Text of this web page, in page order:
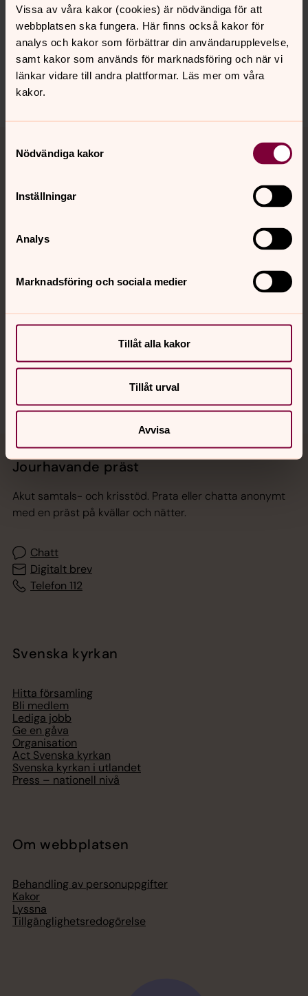
Vissa av våra kakor (cookies) är nödvändiga för att
webbplatsen ska fungera. Här finns också kakor för
analys och kakor som förbättrar din användarupplevelse,
samt kakor som används för marknadsföring och när vi
länkar vidare till andra plattformar. Läs mer om våra
kakor.
Nödvändiga kakor
Inställningar
Analys
Marknadsföring och sociala medier
Tillåt alla kakor
Tillåt urval
Avvisa
Senast ändrad 29 januari 2026
Synpunkter eller frågor på sidans
innehåll?
bodens.pastorat@svenskakyrkan.se
Dela
Kontakt
Sociala kanaler
Jourhavande präst
Akut samtals- och krisstöd. Prata eller chatta anonymt
med en präst på kvällar och nätter.
Chatt
Digitalt brev
Telefon 112
Svenska kyrkan
Hitta församling
Bli medlem
Lediga jobb
Ge en gåva
Organisation
Act Svenska kyrkan
Svenska kyrkan i utlandet
Press – nationell nivå
Om webbplatsen
Behandling av personuppgifter
Kakor
Lyssna
Tillgänglighetsredogörelse